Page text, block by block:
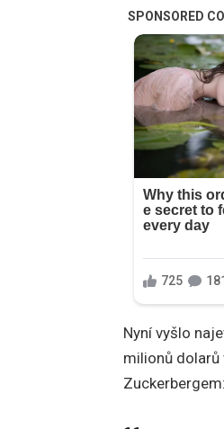
Nyní vyšlo
milionů dolarů
Zuckerbergem: